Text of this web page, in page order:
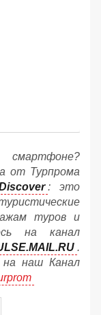
от Турпрома
: это
туров и
на канал
.
на наш Канал